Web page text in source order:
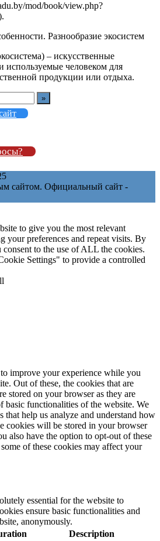
mod/book/view.php?
Разнообразие экосистем
– искусственные
используемые человеком для
продукции или отдыха.
сайтом. Официальный сайт -
to give you the most relevant
your preferences and repeat visits. By
to the use of ALL the cookies.
Settings" to provide a controlled
improve your experience while you
Out of these, the cookies that are
stored on your browser as they are
basic functionalities of the website. We
that help us analyze and understand how
cookies will be stored in your browser
also have the option to opt-out of these
of these cookies may affect your
essential for the website to
ensure basic functionalities and
anonymously.
Description